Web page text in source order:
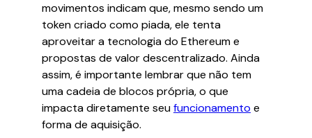
movimentos indicam que, mesmo sendo um
token criado como piada, ele tenta
aproveitar a tecnologia do Ethereum e
propostas de valor descentralizado. Ainda
assim, é importante lembrar que não tem
uma cadeia de blocos própria, o que
impacta diretamente seufuncionamento e
forma de aquisição.